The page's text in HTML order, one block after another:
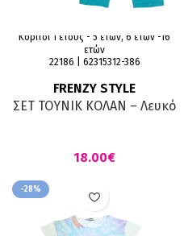
Κορίτσι 1 έτους - 5 ετών, 6 ετών -16
ετών
22186 | 62315312-386
FRENZY STYLE
ΣΕΤ ΤΟΥΝΙΚ ΚΟΛΑΝ – Λευκό
€
-28%